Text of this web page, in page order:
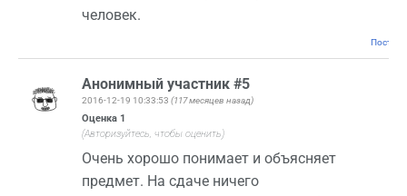
человек.
Анонимный участник #5
2016-12-19 10:33:53 (117 месяцев назад)
Оценка 1
(Авторизуйтесь, чтобы оценить)
Очень хорошо понимает и объясняет
предмет. На сдаче ничего